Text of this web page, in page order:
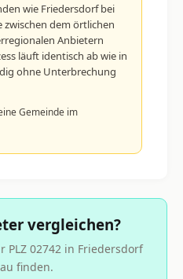
wie Friedersdorf bei
dem örtlichen
Anbietern
läuft identisch ab wie in
ohne Unterbrechung
Gemeinde im
vergleichen?
PLZ 02742 in Friedersdorf
finden.